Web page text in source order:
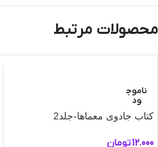
محصولات مرتبط
ناموج
ود
کتاب جادوی معماها-جلد2
12.000تومان